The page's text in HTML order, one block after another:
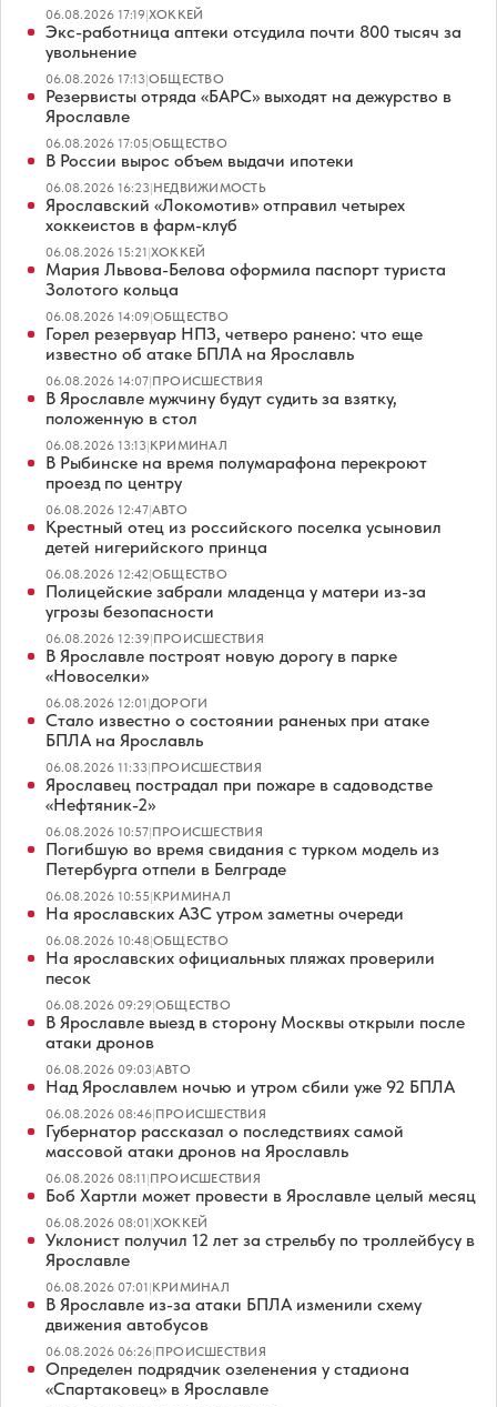
06.08.2026 17:19|ХОККЕЙ
Экс-работница аптеки отсудила почти 800 тысяч за
увольнение
06.08.2026 17:13|ОБЩЕСТВО
Резервисты отряда «БАРС» выходят на дежурство в
Ярославле
06.08.2026 17:05|ОБЩЕСТВО
В России вырос объем выдачи ипотеки
06.08.2026 16:23|НЕДВИЖИМОСТЬ
Ярославский «Локомотив» отправил четырех
хоккеистов в фарм-клуб
06.08.2026 15:21|ХОККЕЙ
Мария Львова-Белова оформила паспорт туриста
Золотого кольца
06.08.2026 14:09|ОБЩЕСТВО
Горел резервуар НПЗ, четверо ранено: что еще
известно об атаке БПЛА на Ярославль
06.08.2026 14:07|ПРОИСШЕСТВИЯ
В Ярославле мужчину будут судить за взятку,
положенную в стол
06.08.2026 13:13|КРИМИНАЛ
В Рыбинске на время полумарафона перекроют
проезд по центру
06.08.2026 12:47|АВТО
Крестный отец из российского поселка усыновил
детей нигерийского принца
06.08.2026 12:42|ОБЩЕСТВО
Полицейские забрали младенца у матери из-за
угрозы безопасности
06.08.2026 12:39|ПРОИСШЕСТВИЯ
В Ярославле построят новую дорогу в парке
«Новоселки»
06.08.2026 12:01|ДОРОГИ
Стало известно о состоянии раненых при атаке
БПЛА на Ярославль
06.08.2026 11:33|ПРОИСШЕСТВИЯ
Ярославец пострадал при пожаре в садоводстве
«Нефтяник-2»
06.08.2026 10:57|ПРОИСШЕСТВИЯ
Погибшую во время свидания с турком модель из
Петербурга отпели в Белграде
06.08.2026 10:55|КРИМИНАЛ
На ярославских АЗС утром заметны очереди
06.08.2026 10:48|ОБЩЕСТВО
На ярославских официальных пляжах проверили
песок
06.08.2026 09:29|ОБЩЕСТВО
В Ярославле выезд в сторону Москвы открыли после
атаки дронов
06.08.2026 09:03|АВТО
Над Ярославлем ночью и утром сбили уже 92 БПЛА
06.08.2026 08:46|ПРОИСШЕСТВИЯ
Губернатор рассказал о последствиях самой
массовой атаки дронов на Ярославль
06.08.2026 08:11|ПРОИСШЕСТВИЯ
Боб Хартли может провести в Ярославле целый месяц
06.08.2026 08:01|ХОККЕЙ
Уклонист получил 12 лет за стрельбу по троллейбусу в
Ярославле
06.08.2026 07:01|КРИМИНАЛ
В Ярославле из-за атаки БПЛА изменили схему
движения автобусов
06.08.2026 06:26|ПРОИСШЕСТВИЯ
Определен подрядчик озеленения у стадиона
«Спартаковец» в Ярославле